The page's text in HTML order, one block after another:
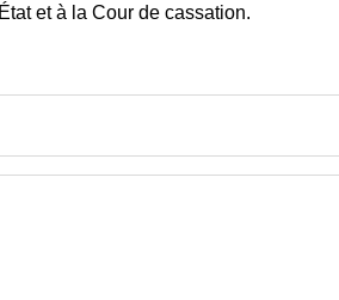
et à la Cour de cassation.